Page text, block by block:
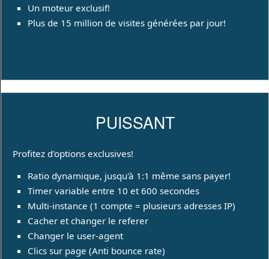
Un moteur exclusif!
Plus de 15 million de visites générées par jour!
PUISSANT
Profitez d'options exclusives!
Ratio dynamique, jusqu'à 1:1 même sans payer!
Timer variable entre 10 et 600 secondes
Multi-instance (1 compte = plusieurs adresses IP)
Cacher et changer le referer
Changer le user-agent
Clics sur page (Anti bounce rate)